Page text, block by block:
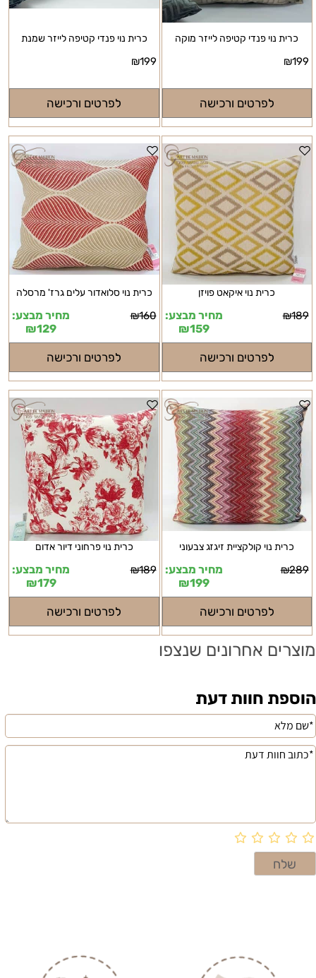
כרית נוי פנדי קטיפה לייזר מוקה
₪199
לפרטים ורכישה
כרית נוי פנדי קטיפה לייזר שמנת
₪199
לפרטים ורכישה
כרית נוי איקאט פויזן
₪189
מחיר מבצע:
₪159
לפרטים ורכישה
כרית נוי סלואדור עלים גרז' מרסלה
₪160
מחיר מבצע:
₪129
לפרטים ורכישה
כרית נוי קולקציית זיגזג צבעוני
₪289
מחיר מבצע:
₪199
לפרטים ורכישה
כרית נוי פרחוני דיור אדום
₪189
מחיר מבצע:
₪179
לפרטים ורכישה
מוצרים אחרונים שנצפו
הוספת חוות דעת